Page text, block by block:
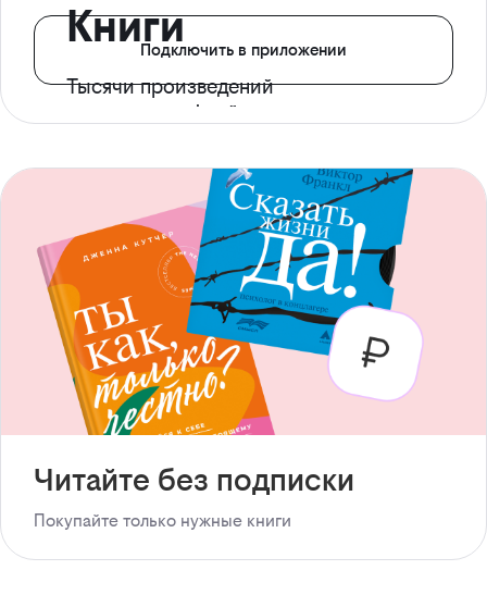
Книги
Тысячи произведений
с доступом офлайн
Подключить в приложении
Читайте без подписки
Покупайте только нужные книги